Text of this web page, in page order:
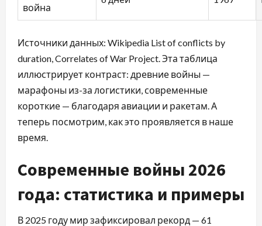
война
Источники данных: Wikipedia List of conflicts by
duration, Correlates of War Project. Эта таблица
иллюстрирует контраст: древние войны —
марафоны из-за логистики, современные
короткие — благодаря авиации и ракетам. А
теперь посмотрим, как это проявляется в наше
время.
Современные войны 2026
года: статистика и примеры
В 2025 году мир зафиксировал рекорд — 61